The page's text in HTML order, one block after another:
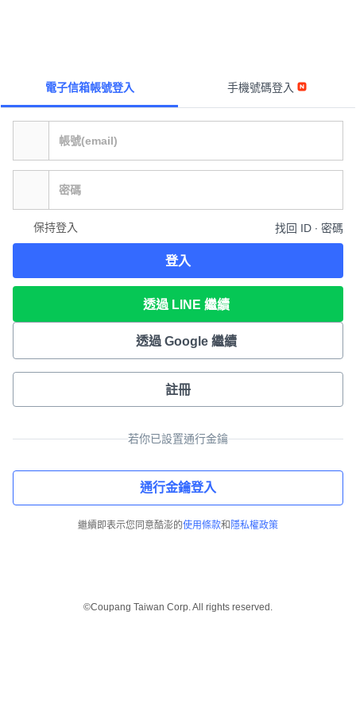
電子信箱帳號登入 手機號碼登入
保持登入 找回 ID ∙ 密碼
登入
透過 LINE 繼續
透過 Google 繼續
註冊
若你已設置通行金鑰
通行金鑰登入
繼續即表示您同意酷澎的使用條款和 隱私權政策
©Coupang Taiwan Corp. All rights reserved.